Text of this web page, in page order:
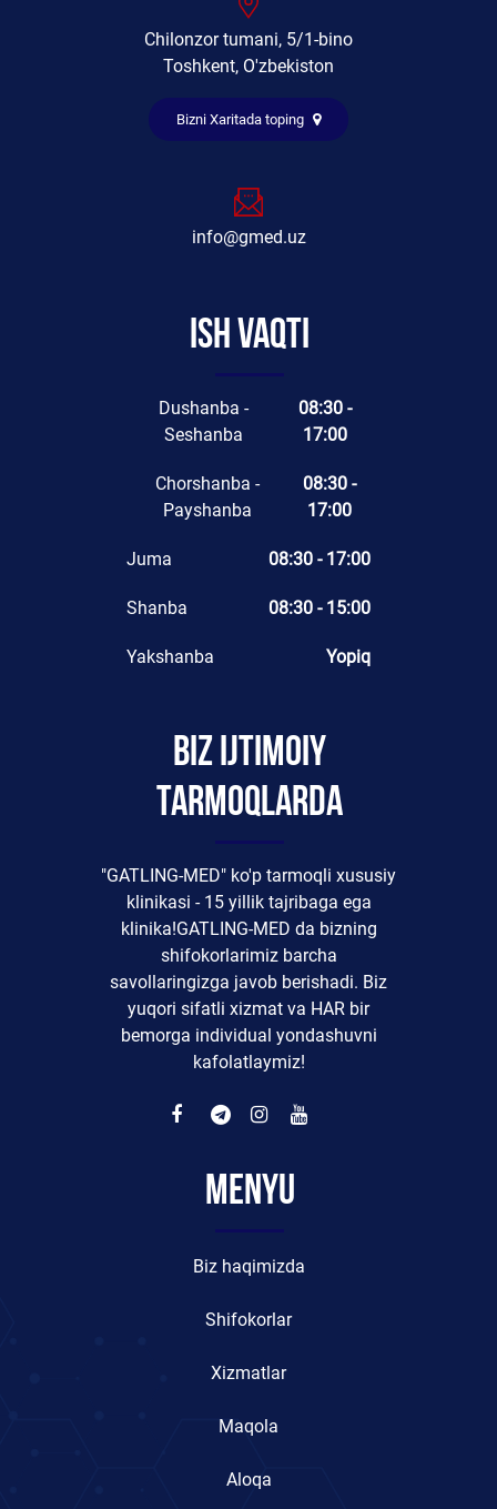
Chilonzor tumani, 5/1-bino
Toshkent, O'zbekiston
Bizni Xaritada toping
info@gmed.uz
Ish vaqti
Dushanba -
Seshanba
08:30 -
17:00
Chorshanba -
Payshanba
08:30 -
17:00
Juma 08:30 - 17:00
Shanba 08:30 - 15:00
Yakshanba Yopiq
Biz ijtimoiy
tarmoqlarda
"GATLING-MED" ko'p tarmoqli xususiy
klinikasi - 15 yillik tajribaga ega
klinika!GATLING-MED da bizning
shifokorlarimiz barcha
savollaringizga javob berishadi. Biz
yuqori sifatli xizmat va HAR bir
bemorga individual yondashuvni
kafolatlaymiz!
Menyu
Biz haqimizda
Shifokorlar
Xizmatlar
Maqola
Aloqa